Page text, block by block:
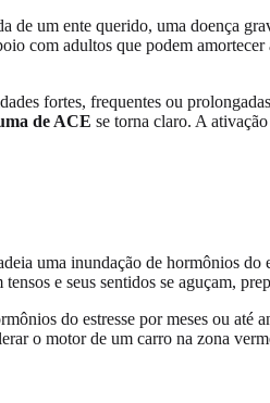
um ente querido, uma doença
com adultos que podem
fortes, frequentes ou
de ACE se torna claro. A
uma inundação de hormônios
e seus sentidos se aguçam,
do estresse por meses ou até
o motor de um carro na zona